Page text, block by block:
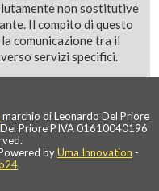
non sostitutive
Il compito di questo
comunicazione tra il
servizi specifici.
marchio di Leonardo Del Priore
Priore P.IVA 01610040196
byUma Innovation -